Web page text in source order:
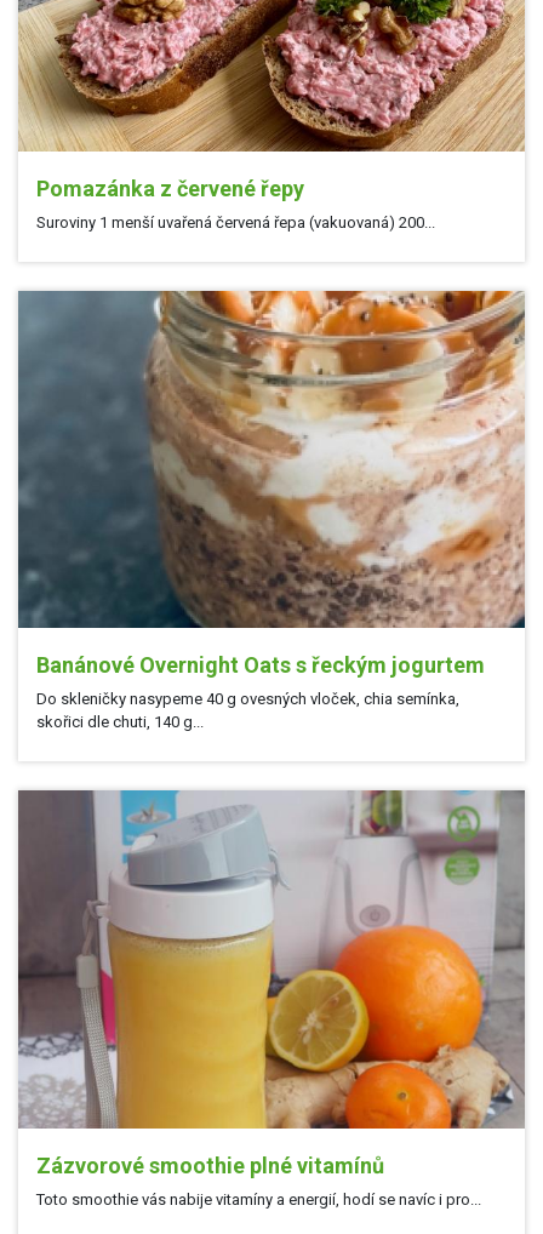
Pomazánka z červené řepy
Suroviny 1 menší uvařená červená řepa (vakuovaná) 200...
Banánové Overnight Oats s řeckým jogurtem
Do skleničky nasypeme 40 g ovesných vloček, chia semínka,
skořici dle chuti, 140 g...
Zázvorové smoothie plné vitamínů
Toto smoothie vás nabije vitamíny a energií, hodí se navíc i pro...